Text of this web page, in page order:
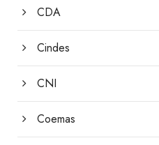
CDA
Cindes
CNI
Coemas